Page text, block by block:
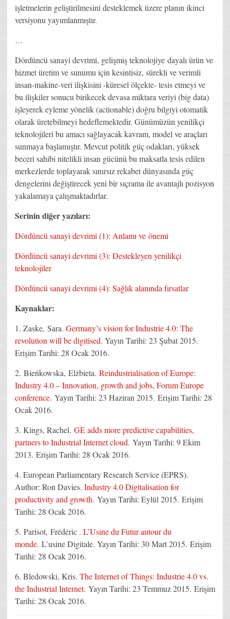
işletmelerin geliştirilmesini desteklemek üzere planın ikinci
versiyonu yayımlanmıştır.
…
Dördüncü sanayi devrimi, gelişmiş teknolojiye dayalı ürün ve
hizmet üretim ve sunumu için kesintisiz, sürekli ve verimli
insan-makine-veri ilişkisini -küresel ölçekte- tesis etmeyi ve
bu ilişkiler sonucu birikecek devasa miktara veriyi (big data)
işleyerek eyleme yönelik (actionable) doğru bilgiyi otomatik
olarak üretebilmeyi hedeflemektedir. Günümüzün yenilikçi
teknolojileri bu amacı sağlayacak kavram, model ve araçları
sunmaya başlamıştır. Mevcut politik güç odakları, yüksek
beceri sahibi nitelikli insan gücünü bu maksatla tesis edilen
merkezlerde toplayarak sınırsız rekabet dünyasında güç
dengelerini değiştirecek yeni bir sıçrama ile avantajlı pozisyon
yakalamaya çalışmaktadırlar.
Serinin diğer yazıları:
Dördüncü sanayi devrimi (1): Anlamı ve önemi
Dördüncü sanayi devrimi (3): Destekleyen yenilikçi
teknolojiler
Dördüncü sanayi devrimi (4): Sağlık alanında fırsatlar
Kaynaklar:
1. Zaske, Sara. Germany’s vision for Industrie 4.0: The
revolution will be digitised. Yayın Tarihi: 23 Şubat 2015.
Erişim Tarihi: 28 Ocak 2016.
2. Bieńkowska, Elżbieta. Reindustrialisation of Europe:
Industry 4.0 – Innovation, growth and jobs, Forum Europe
conference. Yayın Tarihi: 23 Haziran 2015. Erişim Tarihi: 28
Ocak 2016.
3. Kings, Rachel. GE adds more predictive capabilities,
partners to Industrial Internet cloud. Yayın Tarihi: 9 Ekim
2013. Erişim Tarihi: 28 Ocak 2016.
4. European Parliamentary Research Service (EPRS).
Author: Ron Davies. Industry 4.0 Digitalisation for
productivity and growth. Yayın Tarihi: Eylül 2015. Erişim
Tarihi: 28 Ocak 2016.
5. Parisot, Frédéric . L’Usine du Futur autour du
monde. L’usine Digitale. Yayın Tarihi: 30 Mart 2015. Erişim
Tarihi: 28 Ocak 2016.
6. Bledowski, Kris. The Internet of Things: Industrie 4.0 vs.
the Industrial Internet. Yayın Tarihi: 23 Temmuz 2015. Erişim
Tarihi: 28 Ocak 2016.